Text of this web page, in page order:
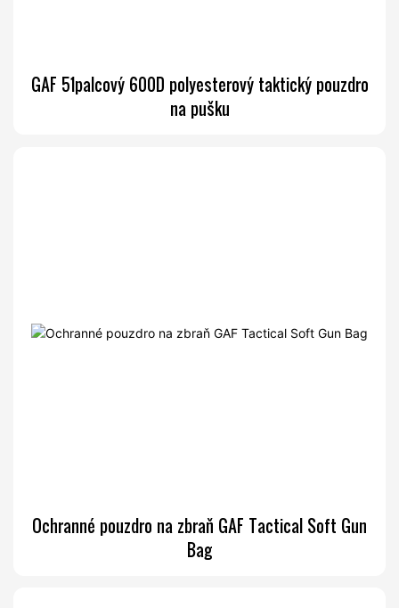
GAF 51palcový 600D polyesterový taktický pouzdro
na pušku
Ochranné pouzdro na zbraň GAF Tactical Soft Gun
Bag